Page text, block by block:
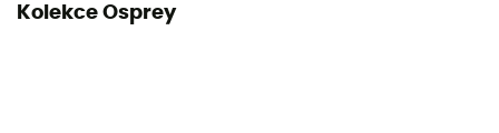
Kolekce Osprey